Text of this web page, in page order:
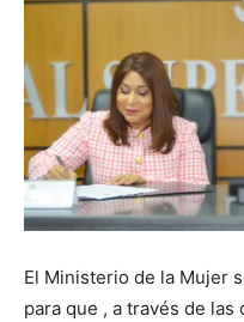
El Ministerio de la Mujer
para que , a través de